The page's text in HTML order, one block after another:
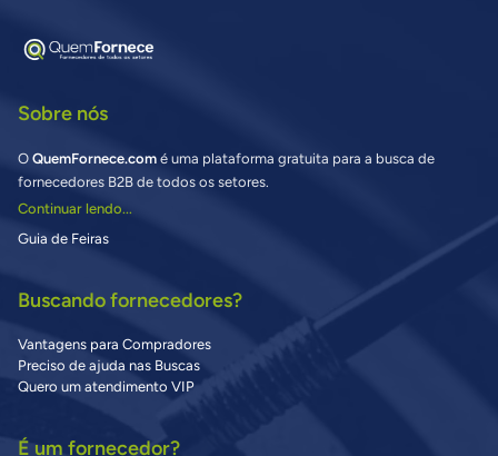
Sobre nós
O QuemFornece.com é uma plataforma gratuita para a busca de
fornecedores B2B de todos os setores.
Continuar lendo...
Guia de Feiras
Buscando fornecedores?
Vantagens para Compradores
Preciso de ajuda nas Buscas
Quero um atendimento VIP
É um fornecedor?